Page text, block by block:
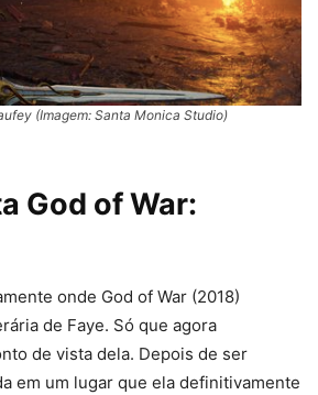
(Imagem: Santa Monica Studio)
God of War:
onde God of War (2018)
de Faye. Só que agora
de vista dela. Depois de ser
em um lugar que ela definitivamente